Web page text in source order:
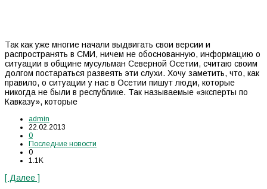
Так как уже многие начали выдвигать свои версии и
распространять в СМИ, ничем не обоснованную, информацию о
ситуации в общине мусульман Северной Осетии, считаю своим
долгом постараться развеять эти слухи. Хочу заметить, что, как
правило, о ситуации у нас в Осетии пишут люди, которые
никогда не были в республике. Так называемые «эксперты по
Кавказу», которые
admin
22.02.2013
0
Последние новости
0
1.1K
[ Далее ]